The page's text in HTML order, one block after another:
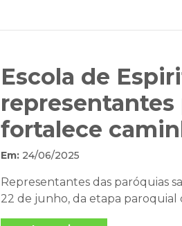
Escola de
representantes
fortalece
Em:24/06/2025
Representantes das paróquias
22 de junho, da etapa paroquial